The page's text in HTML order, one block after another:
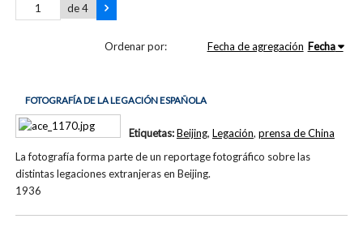
de 4
Ordenar por: Fecha de agregación Fecha
FOTOGRAFÍA DE LA LEGACIÓN ESPAÑOLA
La fotografía forma parte de un reportage fotográfico sobre las
distintas legaciones extranjeras en Beijing.
1936
Etiquetas:Beijing, Legación, prensa de China